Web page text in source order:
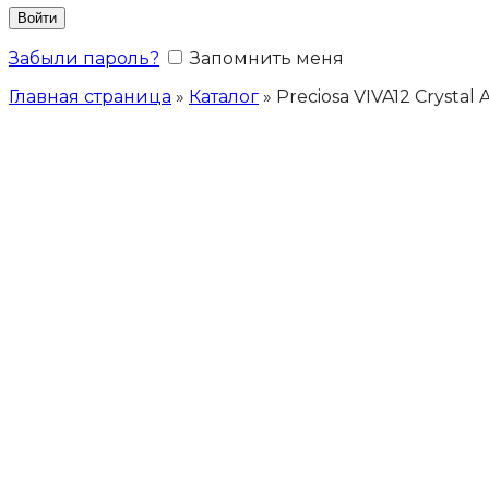
Войти
Забыли пароль?
Запомнить меня
Главная страница » Каталог » Preciosa VIVA12 Crystal